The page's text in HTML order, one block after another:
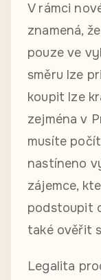
V rámci
znamená,
pouze ve
směru lze
koupit lze
zejména v
musíte
nastíneno
zájemce,
podstoupit
také ověřit
Legalita